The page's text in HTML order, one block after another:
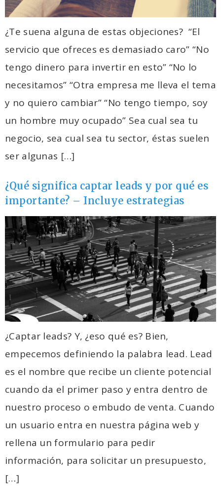
¿Te suena alguna de estas objeciones? “El
servicio que ofreces es demasiado caro” “No
tengo dinero para invertir en esto” “No lo
necesitamos” “Otra empresa me lleva el tema
y no quiero cambiar” “No tengo tiempo, soy
un hombre muy ocupado” Sea cual sea tu
negocio, sea cual sea tu sector, éstas suelen
ser algunas […]
¿Qué significa captar leads y por qué es
importante? – Incluye estrategias
¿Captar leads? Y, ¿eso qué es? Bien,
empecemos definiendo la palabra lead. Lead
es el nombre que recibe un cliente potencial
cuando da el primer paso y entra dentro de
nuestro proceso o embudo de venta. Cuando
un usuario entra en nuestra página web y
rellena un formulario para pedir
información, para solicitar un presupuesto,
[…]